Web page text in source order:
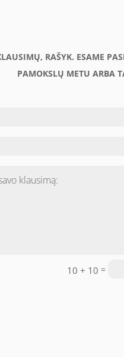
RAŠYK. ESAME
PAMOKSLŲ METU ARBA
10 + 10 =